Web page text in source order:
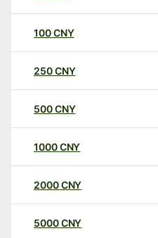
100CNY
250CNY
500CNY
1000CNY
2000CNY
5000CNY